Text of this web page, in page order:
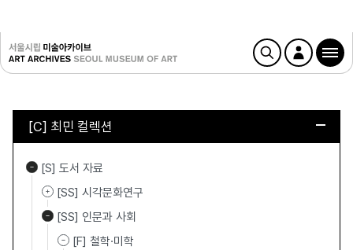
[C] 최민 컬렉션
[S] 도서 자료
[SS] 시각문화연구
[SS] 인문과 사회
[F] 철학·미학